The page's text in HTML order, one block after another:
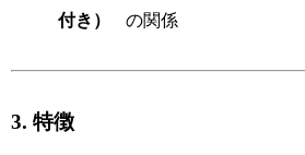
付き）
の関係
3. 特徴